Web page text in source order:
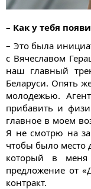
– Как у тебя
– Это была
с Вячеславом
наш главный
Беларуси. Опять
молодежью.
прибавить и
главное в моем
Я не смотрю на
чтобы было место
который в
предложение от
контракт.